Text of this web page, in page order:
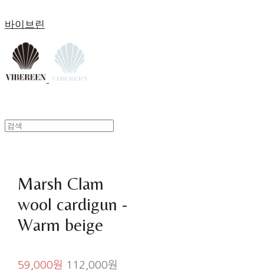
바이브린
Marsh Clam
wool cardigun -
Warm beige
59,000원 112,000원